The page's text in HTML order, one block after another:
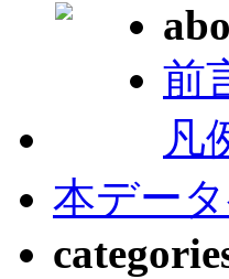
前
凡
本デー